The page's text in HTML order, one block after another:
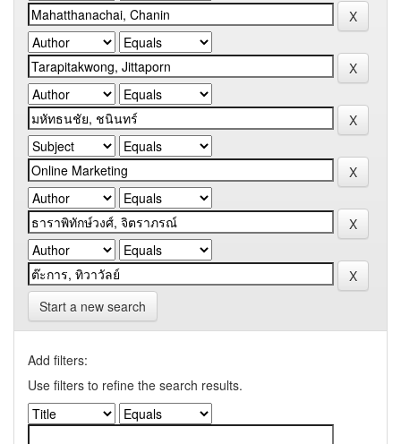
Start a new search
Add filters:
Use filters to refine the search results.